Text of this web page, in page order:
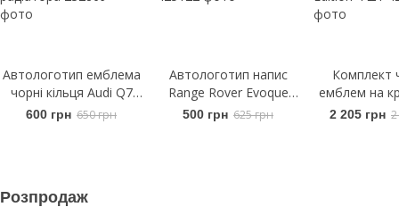
Автологотип емблема
чорні кільця Audi Q7
2015- Black Edition в
600 грн 650 грн
Автологотип напис
Range Rover Evoque
L538 2011-2018 на
500 грн 625 грн
Комплект
емблем на
A5/S5/RS
2 205 грн
Розпродаж